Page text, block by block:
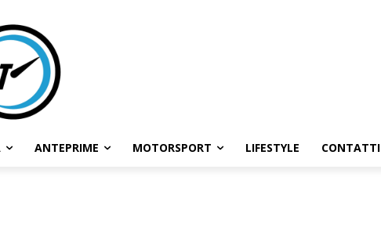
ANTEPRIME MOTORSPORT LIFESTYLE CONTATTI